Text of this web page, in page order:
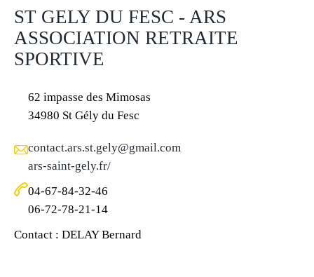
ST GELY DU FESC - ARS
ASSOCIATION RETRAITE
SPORTIVE
62 impasse des Mimosas
34980 St Gély du Fesc
contact.ars.st.gely@gmail.com
ars-saint-gely.fr/
04-67-84-32-46
06-72-78-21-14
Contact : DELAY Bernard